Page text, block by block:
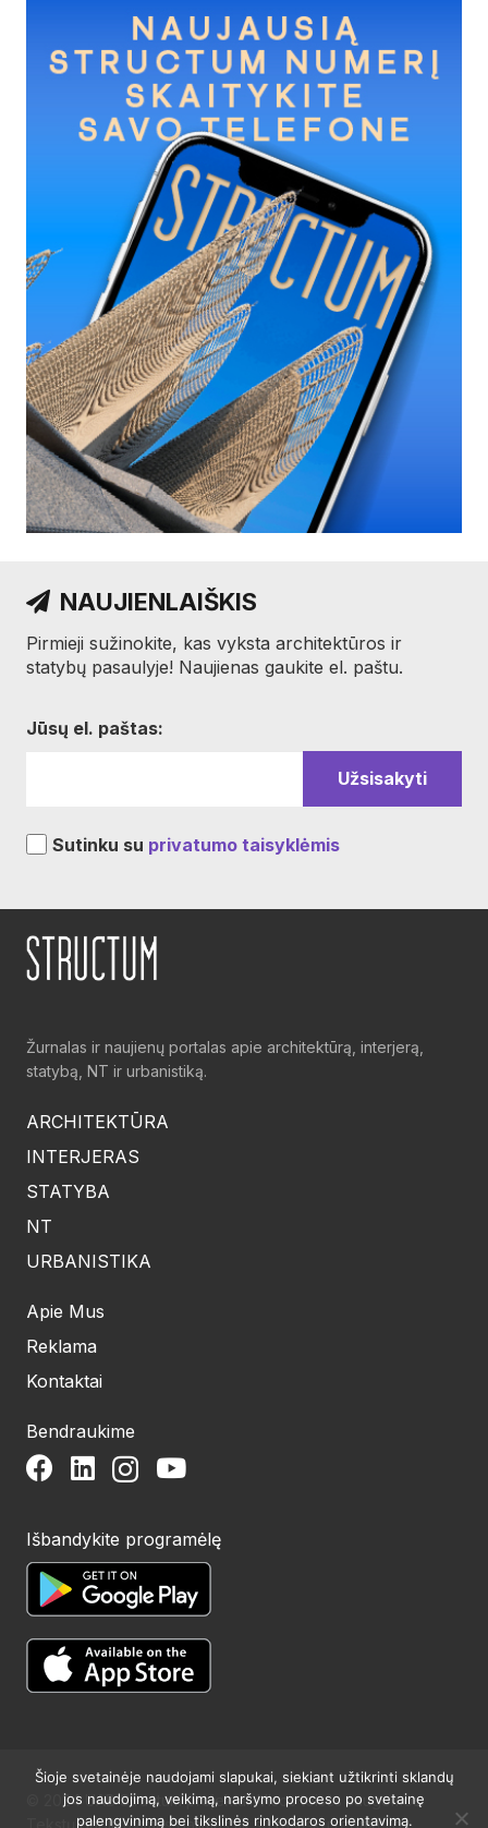
NAUJIENLAIŠKIS
Pirmieji sužinokite, kas vyksta architektūros ir
statybų pasaulyje! Naujienas gaukite el. paštu.
Jūsų el. paštas:
Sutinku su privatumo taisyklėmis
Žurnalas ir naujienų portalas apie architektūrą, interjerą,
statybą, NT ir urbanistiką.
ARCHITEKTŪRA
INTERJERAS
STATYBA
NT
URBANISTIKA
Apie Mus
Reklama
Kontaktai
Bendraukime
Išbandykite programėlę
© 2024 UAB Structum projektai. Visos teisės saugomos.
Tekstų publikavimas galimas tik su raštišku redakcijos
Šioje svetainėje naudojami slapukai, siekiant užtikrinti sklandų
jos naudojimą, veikimą, naršymo proceso po svetainę
palengvinimą bei tikslinės rinkodaros orientavimą.